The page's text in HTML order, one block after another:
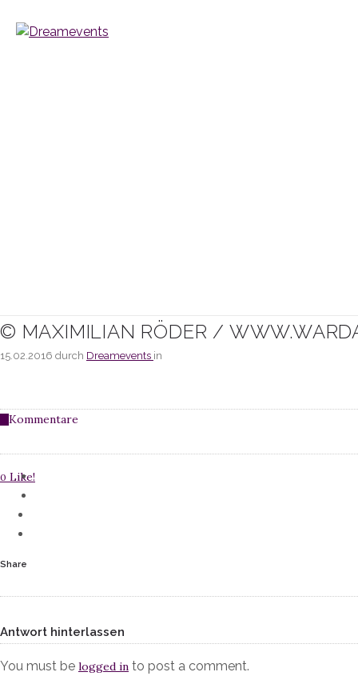
© MAXIMILIAN RÖDER /
15.02.2016 durch Dreamevents in
Kommentare
0 Like!
Share
Antwort hinterlassen
You must be logged in to post a comment.